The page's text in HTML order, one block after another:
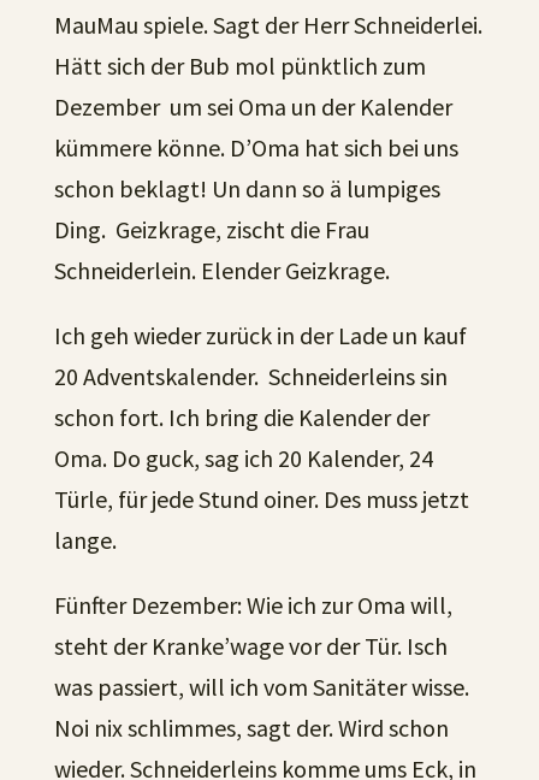
MauMau spiele. Sagt der Herr Schneiderlei.
Hätt sich der Bub mol pünktlich zum
Dezember um sei Oma un der Kalender
kümmere könne. D’Oma hat sich bei uns
schon beklagt! Un dann so ä lumpiges
Ding. Geizkrage, zischt die Frau
Schneiderlein. Elender Geizkrage.
Ich geh wieder zurück in der Lade un kauf
20 Adventskalender. Schneiderleins sin
schon fort. Ich bring die Kalender der
Oma. Do guck, sag ich 20 Kalender, 24
Türle, für jede Stund oiner. Des muss jetzt
lange.
Fünfter Dezember: Wie ich zur Oma will,
steht der Kranke’wage vor der Tür. Isch
was passiert, will ich vom Sanitäter wisse.
Noi nix schlimmes, sagt der. Wird schon
wieder. Schneiderleins komme ums Eck, in